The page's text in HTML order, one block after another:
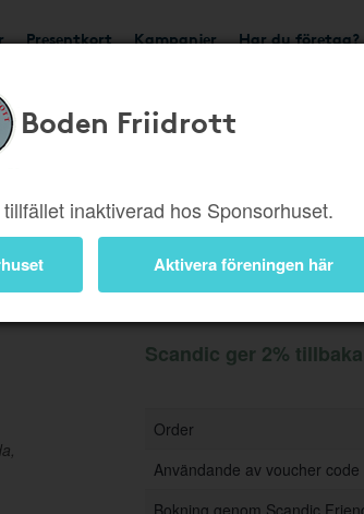
Presentkort Kampanjer Har du företag?
Boden Friidrott
inaktiverad hos Sponsorhuset.
Aktivera föreningen här
Information
Scandic ger 2% tillbaka
Order
Användande av voucher code
Bokning genom Scandic